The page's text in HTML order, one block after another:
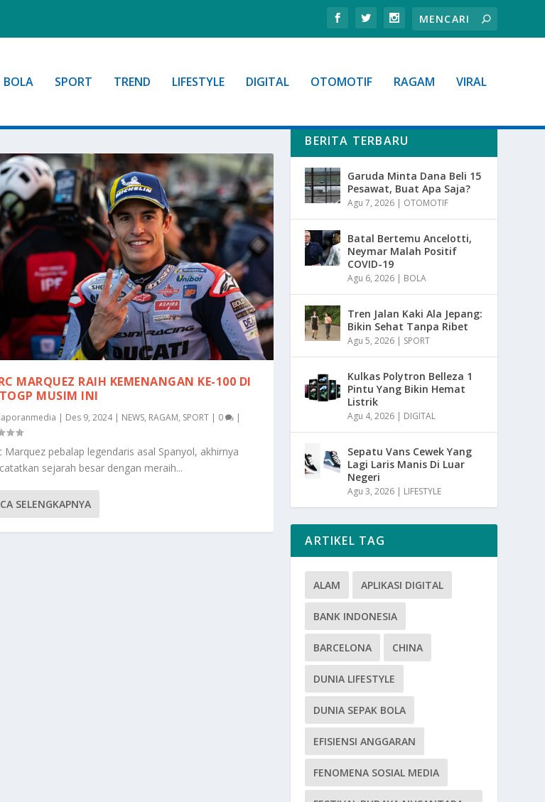
BOLA SPORT TREND LIFESTYLE DIGITAL OTOMOTIF RAGAM VIRAL
MARQUEZ RAIH KEMENANGAN KE-100 DI
MUSIM INI
laporanmedia | Des 9, 2024| NEWS, RAGAM, SPORT| 0 |
Marquez pebalap legendaris asal Spanyol, akhirnya
sejarah besar dengan meraih...
SELENGKAPNYA
BERITA TERBARU
Garuda Minta Dana Beli 15
Pesawat, Buat Apa Saja?
Agu 7, 2026 | OTOMOTIF
Batal Bertemu Ancelotti,
Neymar Malah Positif
COVID-19
Agu 6, 2026 | BOLA
Tren Jalan Kaki Ala Jepang:
Bikin Sehat Tanpa Ribet
Agu 5, 2026 | SPORT
Kulkas Polytron Belleza 1
Pintu Yang Bikin Hemat
Listrik
Agu 4, 2026 | DIGITAL
Sepatu Vans Cewek Yang
Lagi Laris Manis Di Luar
Negeri
Agu 3, 2026 | LIFESTYLE
ARTIKEL TAG
ALAM APLIKASI DIGITAL
BANK INDONESIA
BARCELONA CHINA
DUNIA LIFESTYLE
DUNIA SEPAK BOLA
EFISIENSI ANGGARAN
FENOMENA SOSIAL MEDIA